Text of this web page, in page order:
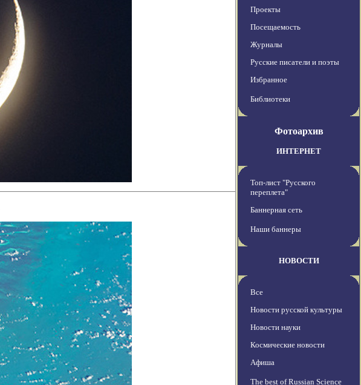
Проекты
Посещаемость
Журналы
Русские писатели и поэты
Избранное
Библиотеки
Фотоархив
ИНТЕРНЕТ
Топ-лист "Русского
переплета"
Баннерная сеть
Наши баннеры
НОВОСТИ
Все
Новости русской культуры
Новости науки
Космические новости
Афиша
The best of Russian Science